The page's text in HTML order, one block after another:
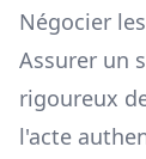
Négocier
Assurer un
rigoureux
l'acte